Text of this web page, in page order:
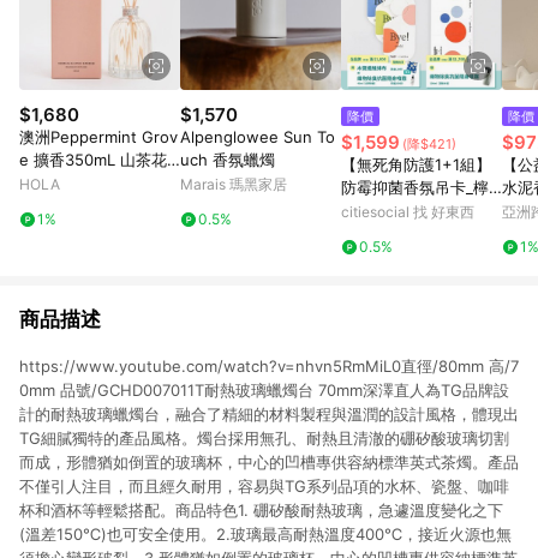
$1,680
澳洲Peppermint Grov
e 擴香350mL 山茶花
與蓮花
HOLA
1%
$1,570
Alpenglowee Sun To
uch 香氛蠟燭
Marais 瑪黑家居
0.5%
降價
$1,599 (降$421)
【無死角防護1+1組】
防霉抑菌香氛吊卡_檸
檬紅茶_單包組(共3片)
迷迭山林_單包組
citiesocial 找 好東西
0.5%
降價
【
水泥
煙燻
亞洲
1%
商品描述
https://www.youtube.com/watch?v=nhvn5RmMiL0直徑/80mm 高/7
0mm 品號/GCHD007011T耐熱玻璃蠟燭台 70mm深澤直人為TG品牌設
計的耐熱玻璃蠟燭台，融合了精細的材料製程與溫潤的設計風格，體現出
TG細膩獨特的產品風格。燭台採用無孔、耐熱且清澈的硼矽酸玻璃切割
而成，形體猶如倒置的玻璃杯，中心的凹槽專供容納標準英式茶燭。產品
不僅引人注目，而且經久耐用，容易與TG系列品項的水杯、瓷盤、咖啡
杯和酒杯等輕鬆搭配。商品特色1. 硼矽酸耐熱玻璃，急遽溫度變化之下
(溫差150℃)也可安全使用。2.玻璃最高耐熱溫度400℃，接近火源也無